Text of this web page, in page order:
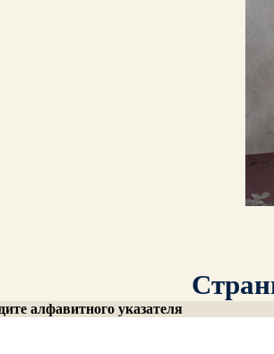
алфавитного указателя